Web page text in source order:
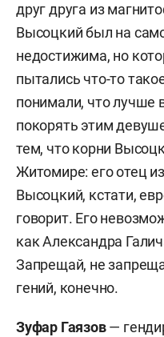
друг друга из
Высоцкий был на
недостижима, но
пытались что-то
понимали, что лучше
покорять этим
тем, что корни
Житомире: его отец
Высоцкий, кстати,
говорит. Его
как Александра
Запрещай, не
гений, конечно.
Зуфар Гаязов—